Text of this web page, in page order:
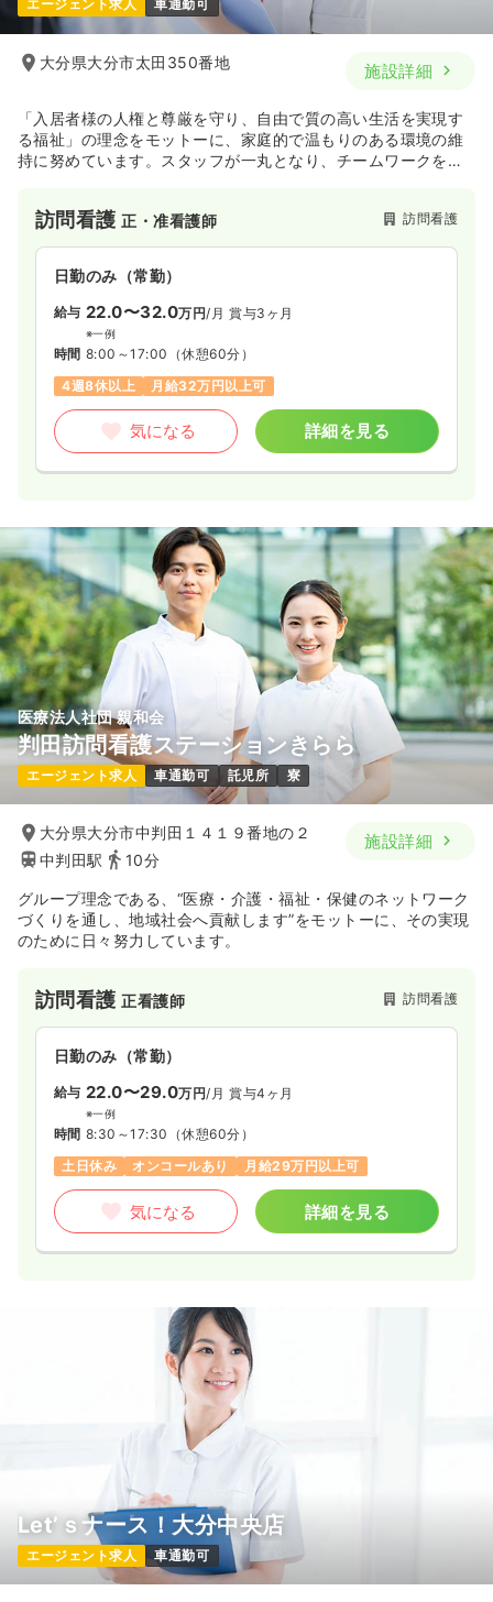
エージェント求人 車通勤可
大分県大分市太田350番地 施設詳細
「入居者様の人権と尊厳を守り、自由で質の高い生活を実現す
る福祉」の理念をモットーに、家庭的で温もりのある環境の維
持に努めています。スタッフが一丸となり、チームワークを大
訪問看護正・准看護師 訪問看護
日勤のみ（常勤）
給与 22.0〜32.0万円/月 賞与3ヶ月
※一例
時間 8:00～17:00 （休憩60分）
4週8休以上
月給32万円以上可
気になる 詳細を見る
医療法人社団 親和会
判田訪問看護ステーションきらら
エージェント求人 車通勤可 託児所 寮
大分県大分市中判田１４１９番地の２
中判田駅
10分
施設詳細
グループ理念である、“医療・介護・福祉・保健のネットワーク
づくりを通し、地域社会へ貢献します”をモットーに、その実現
のために日々努力しています。
訪問看護正看護師 訪問看護
日勤のみ（常勤）
給与 22.0〜29.0万円/月 賞与4ヶ月
※一例
時間 8:30～17:30 （休憩60分）
土日休み
オンコールあり 月給29万円以上可
気になる 詳細を見る
Let’ｓナース！大分中央店
エージェント求人 車通勤可